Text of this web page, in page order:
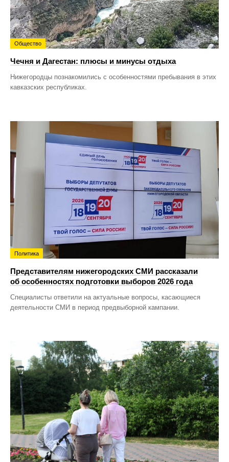
Общество
Чечня и Дагестан: плюсы и минусы отдыха
Нижегородцы познакомились с особенностями пребывания в этих
кавказских республиках.
Политика
Представителям нижегородских СМИ рассказали
об особенностях подготовки выборов 2026 года
Специалисты ответили на актуальные вопросы, касающиеся
деятельности СМИ в период предвыборной кампании.